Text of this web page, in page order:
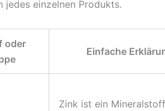
jedes einzelnen Produkts.
oder
Einfache
Zink ist ein